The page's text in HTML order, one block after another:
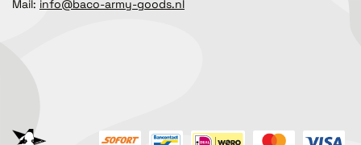
Mail: info@baco-army-goods.nl